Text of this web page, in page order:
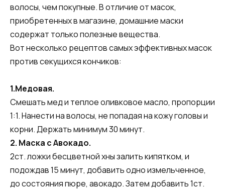
волосы, чем покупные. В отличие от масок,
приобретенных в магазине, домашние маски
содержат только полезные вещества.
Вот несколько рецептов самых эффективных масок
против секущихся кончиков:
1.Медовая.
Смешать мед и теплое оливковое масло, пропорции
1:1. Нанести на волосы, не попадая на кожу головы и
корни. Держать минимум 30 минут.
2. Маска с Авокадо.
2ст. ложки бесцветной хны залить кипятком, и
подождав 15 минут, добавить одно измельченное,
до состояния пюре, авокадо. Затем добавить 1ст.